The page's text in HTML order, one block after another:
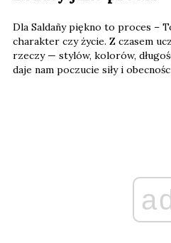
Dla Saldañy piękno to proces –
charakter czy życie. Z czasem
rzeczy — stylów, kolorów,
daje nam poczucie siły i